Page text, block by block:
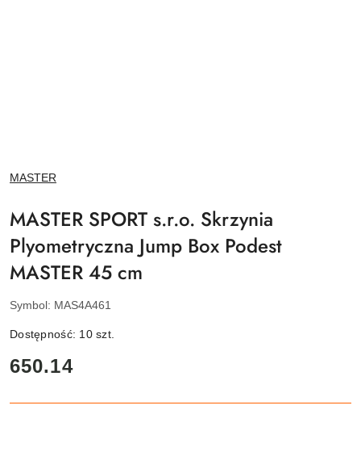
NAZWA
PRODUCENTA:
MASTER
MASTER SPORT s.r.o. Skrzynia
Plyometryczna Jump Box Podest
MASTER 45 cm
Symbol: MAS4A461
Dostępność: 10szt.
cena:
650.14